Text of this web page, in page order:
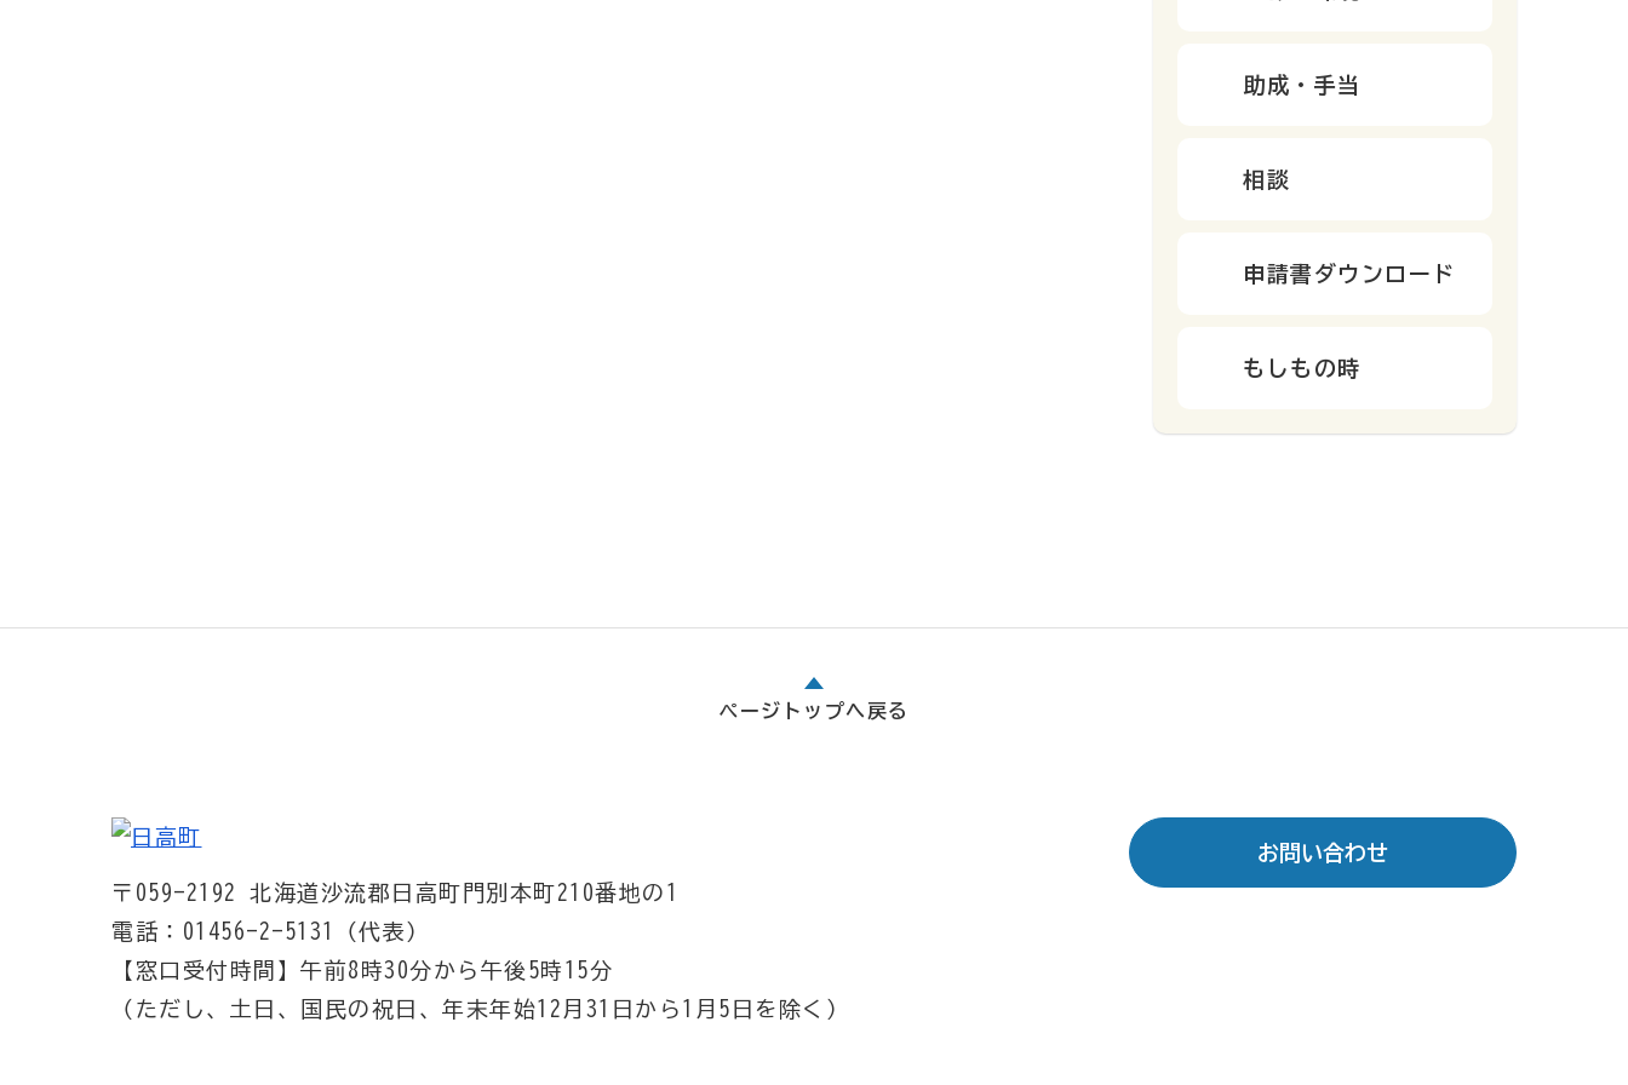
助成・手当
相談
申請書ダウンロード
もしもの時
ページトップへ戻る
〒059-2192 北海道沙流郡日高町門別本町210番地の1
電話：01456-2-5131（代表）
【窓口受付時間】 午前8時30分から午後5時15分
（ただし、土日、国民の祝日、年末年始12月31日から1月5日を除く）
お問い合わせ